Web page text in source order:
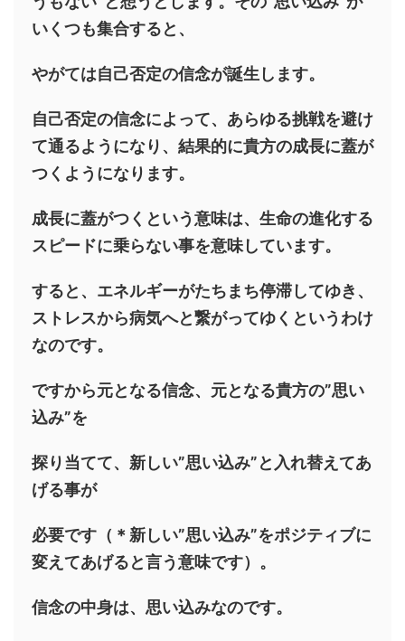
いくつも集合すると、
やがては自己否定の信念が誕生します。
自己否定の信念によって、あらゆる挑戦を避け
て通るようになり、結果的に貴方の成長に蓋が
つくようになります。
成長に蓋がつくという意味は、生命の進化する
スピードに乗らない事を意味しています。
すると、エネルギーがたちまち停滞してゆき、
ストレスから病気へと繋がってゆくというわけ
なのです。
ですから元となる信念、元となる貴方の”思い
込み”を
探り当てて、新しい”思い込み”と入れ替えてあ
げる事が
必要です（＊新しい”思い込み”をポジティブに
変えてあげると言う意味です）。
信念の中身は、思い込みなのです。